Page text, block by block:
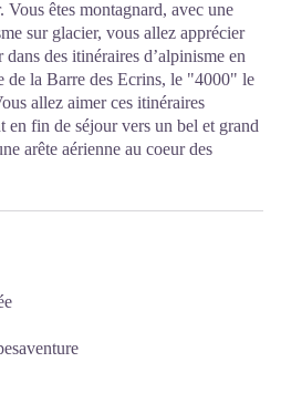
Vous êtes montagnard, avec une
sur glacier, vous allez apprécier
des itinéraires d’alpinisme en
de la Barre des Ecrins, le "4000" le
allez aimer ces itinéraires
en fin de séjour vers un bel et grand
arête aérienne au coeur des